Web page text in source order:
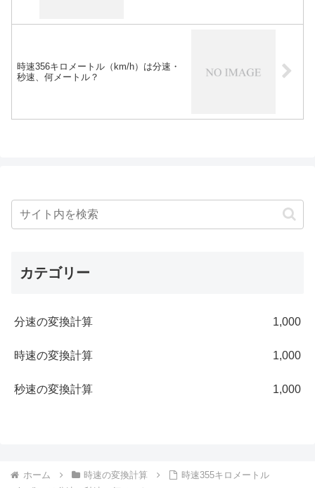
時速356キロメートル（km/h）は分速・
秒速、何メートル？
カテゴリー
分速の変換計算 1,000
時速の変換計算 1,000
秒速の変換計算 1,000
ホーム 時速の変換計算
時速355キロメートル